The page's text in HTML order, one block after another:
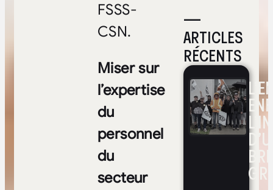
—
ARTICLES
RÉCENTS
FSSS-
CSN.
Miser sur
l’expertise
du
personnel
du
secteur